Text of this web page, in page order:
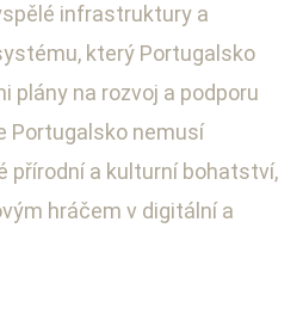
infrastruktury a
který Portugalsko
plány na rozvoj a podporu
Portugalsko nemusí
přírodní a kulturní bohatství,
hráčem v digitální a